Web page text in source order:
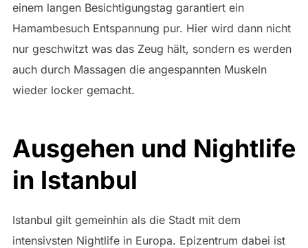
einem langen Besichtigungstag garantiert ein
Hamambesuch Entspannung pur. Hier wird dann nicht
nur geschwitzt was das Zeug hält, sondern es werden
auch durch Massagen die angespannten Muskeln
wieder locker gemacht.
Ausgehen und Nightlife
in Istanbul
Istanbul gilt gemeinhin als die Stadt mit dem
intensivsten Nightlife in Europa. Epizentrum dabei ist